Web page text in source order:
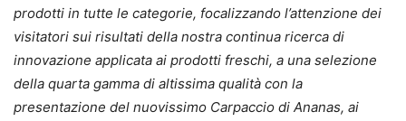
prodotti in tutte le categorie, focalizzando l’attenzione dei
visitatori sui risultati della nostra continua ricerca di
innovazione applicata ai prodotti freschi, a una selezione
della quarta gamma di altissima qualità con la
presentazione del nuovissimo Carpaccio di Ananas, ai